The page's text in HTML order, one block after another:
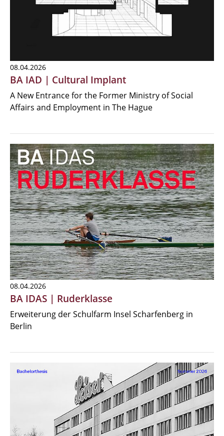
08.04.2026
BA IAD | Cultural Implant
A New Entrance for the Former Ministry of Social
Affairs and Employment in The Hague
08.04.2026
BA IDAS | Ruderklasse
Erweiterung der Schulfarm Insel Scharfenberg in
Berlin